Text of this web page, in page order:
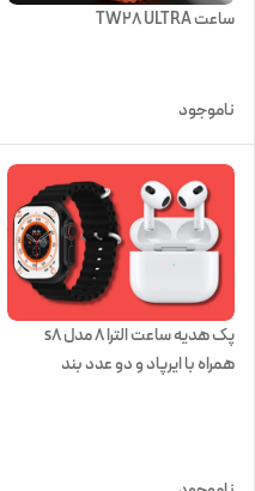
ساعت TW28 ULTRA
ناموجود
پک هدیه ساعت الترا ۸ مدل s8
همراه با ایرپاد و دو عدد بند